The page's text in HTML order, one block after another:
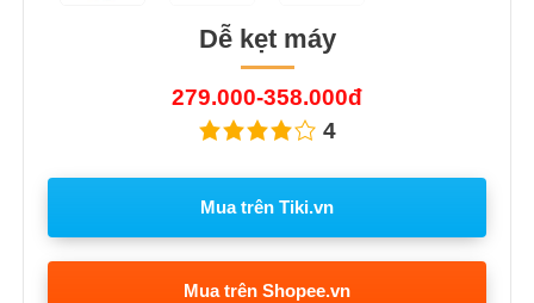
Dễ kẹt máy
279.000-358.000đ
4
Mua trên Tiki.vn
Mua trên Shopee.vn